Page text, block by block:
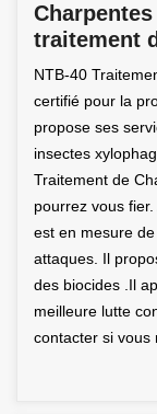
traitement
NTB-40
certifié pour la
propose ses
insectes
Traitement de
pourrez vous
est en mesure
attaques. Il
des biocides .Il
meilleure lutte
contacter si vous